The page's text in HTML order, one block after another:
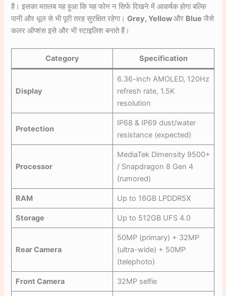
है। इसका मतलब यह हुआ कि यह फोन न सिर्फ दिखने में आकर्षक होगा बल्कि
पानी और धूल से भी पूरी तरह सुरक्षित रहेगा।Grey, Yellowऔर Blueजैसे
कलर ऑप्शंस इसे और भी स्टाइलिश बनाते हैं।
Category Specification
Display
6.36-inch AMOLED, 120Hz
refresh rate, 1.5K
resolution
Protection
IP68 & IP69 dust/water
resistance (expected)
Processor
MediaTek Dimensity 9500+
/ Snapdragon 8 Gen 4
(rumored)
RAM Up to 16GB LPDDR5X
Storage Up to 512GB UFS 4.0
Rear Camera
50MP (primary) + 32MP
(ultra-wide) + 50MP
(telephoto)
Front Camera 32MP selfie